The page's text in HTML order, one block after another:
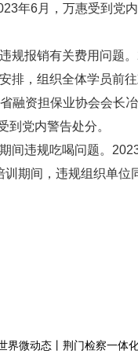
年6月，万惠受到党
规报销有关费用问题
排，组织全体学员前
融资担保业协会会长
党内警告处分。
间违规吃喝问题。
期间，违规组织单位
界微动态丨荆门检察一体